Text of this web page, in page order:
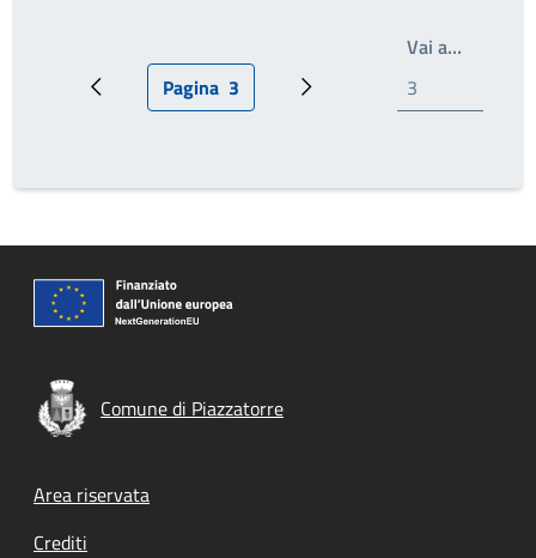
Pagina precedentePagina attuale
Pagina 3 Pagina successiva
Vai a…
Comune di Piazzatorre
Footer menu
Area riservata
Crediti